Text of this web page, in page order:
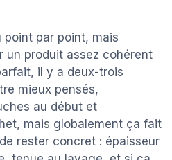
par point, mais
un produit assez cohérent
il y a deux-trois
mieux pensés,
au début et
mais globalement ça fait
rester concret : épaisseur